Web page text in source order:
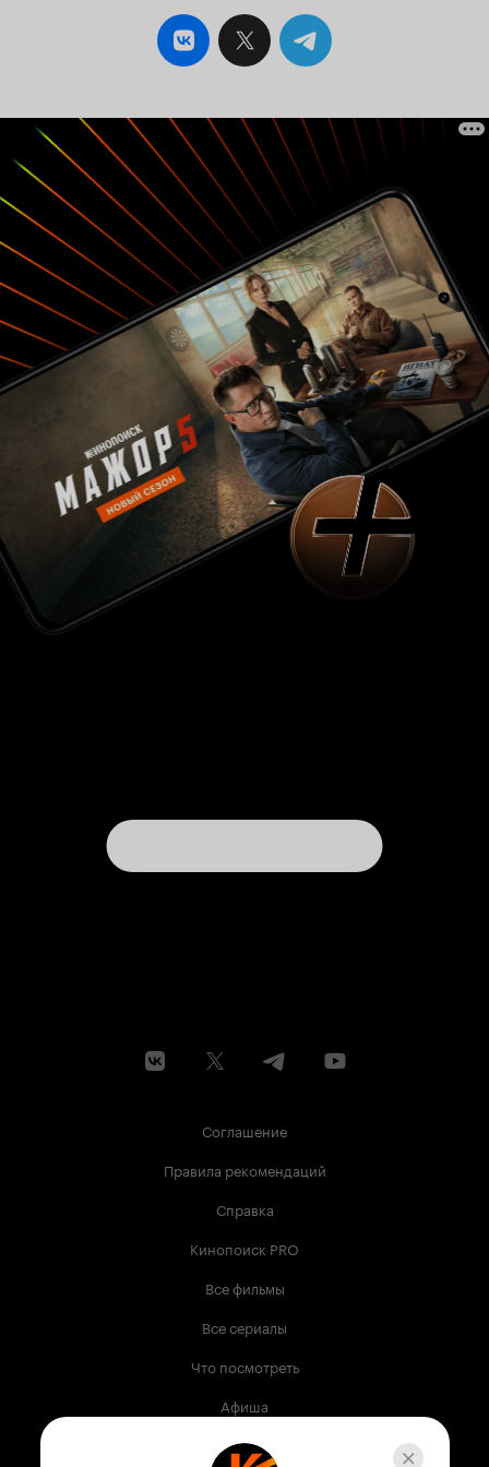
мало ли что может произойти. Наглядный
пример этого можно наблюдать, когда один из
людей добрался до тех гор с кристаллами и
попробовал один. Что с ним случилось? Не
прорисовка героев, выглядит в стиле аниме, но
все равно смотрится красиво. Ну, а песня,
которая играет, когда уже идут титры, такая... Я
не могу сказать, какая именно, но я чуть не
заплакал, когда услышал ее. Композитор
старался, это видно. Напоследок скажу, что
данный мультфильм заслуживает внимания со
стороны зрителей. На мой взгляд, он
получился отличным, и вы не зря потратите на
него время. По возможности, я обязательно его
пересмотрю и в третий раз.
Соглашение
Правила рекомендаций
Справка
Кинопоиск PRO
Все фильмы
Все сериалы
Что посмотреть
Афиша
Музыка